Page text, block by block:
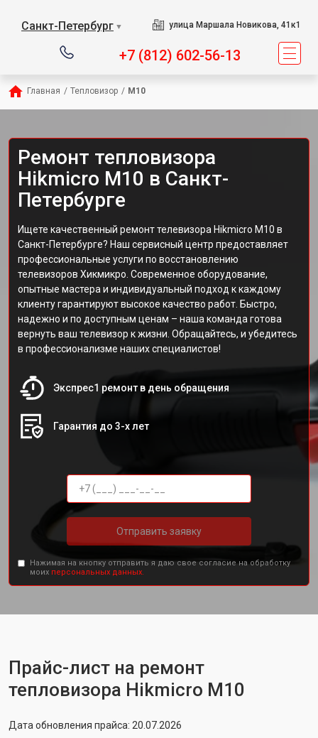
Санкт-Петербург ▼ улица Маршала Новикова, 41к1
+7 (812) 602-56-13
Главная / Тепловизор / M10
Ремонт тепловизора
Hikmicro M10 в Санкт-
Петербурге
Ищете качественный ремонт телевизора Hikmicro M10 в
Санкт-Петербурге? Наш сервисный центр предоставляет
профессиональные услуги по восстановлению
телевизоров Хикмикро. Современное оборудование,
опытные мастера и индивидуальный подход к каждому
клиенту гарантируют высокое качество работ. Быстро,
надежно и по доступным ценам – наша команда готова
вернуть ваш телевизор к жизни. Обращайтесь, и убедитесь
в профессионализме наших специалистов!
Экспрес1 ремонт в день обращения
Гарантия до 3-х лет
Отправить заявку
Нажимая на кнопку отправить я даю свое согласие на обработку
моих персональных данных.
Прайс-лист на ремонт
тепловизора Hikmicro M10
Дата обновления прайса: 20.07.2026